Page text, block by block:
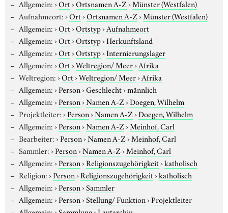
Allgemein:›Ort›Ortsnamen A-Z›Münster (Westfalen)
Aufnahmeort:›Ort›Ortsnamen A-Z›Münster (Westfalen)
Allgemein:›Ort›Ortstyp›Aufnahmeort
Allgemein:›Ort›Ortstyp›Herkunftsland
Allgemein:›Ort›Ortstyp›Internierungslager
Allgemein:›Ort›Weltregion/ Meer›Afrika
Weltregion:›Ort›Weltregion/ Meer›Afrika
Allgemein:›Person›Geschlecht›männlich
Allgemein:›Person›Namen A-Z›Doegen, Wilhelm
Projektleiter:›Person›Namen A-Z›Doegen, Wilhelm
Allgemein:›Person›Namen A-Z›Meinhof, Carl
Bearbeiter:›Person›Namen A-Z›Meinhof, Carl
Sammler:›Person›Namen A-Z›Meinhof, Carl
Allgemein:›Person›Religionszugehörigkeit›katholisch
Religion:›Person›Religionszugehörigkeit›katholisch
Allgemein:›Person›Sammler
Allgemein:›Person›Stellung/ Funktion›Projektleiter